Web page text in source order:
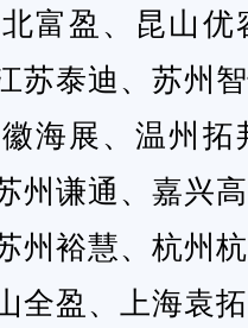
富盈、昆山
苏泰迪、苏州
海展、温州
州谦通、嘉兴
州裕慧、杭州
全盈、上海袁